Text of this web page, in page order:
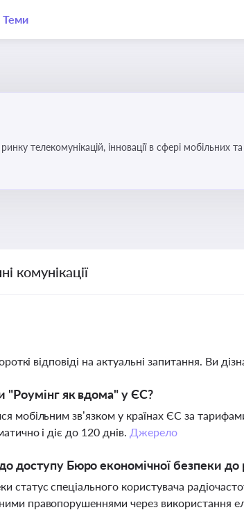
Теми
телекомунікацій, інновації в сфері мобільних
комунікації
відповіді на актуальні запитання. Ви
"Роумінг як вдома" у ЄС?
мобільним зв’язком у країнах ЄС за
і діє до 120 днів. Джерело
доступу Бюро економічної безпеки до
статус спеціального користувача
правопорушеннями через використання